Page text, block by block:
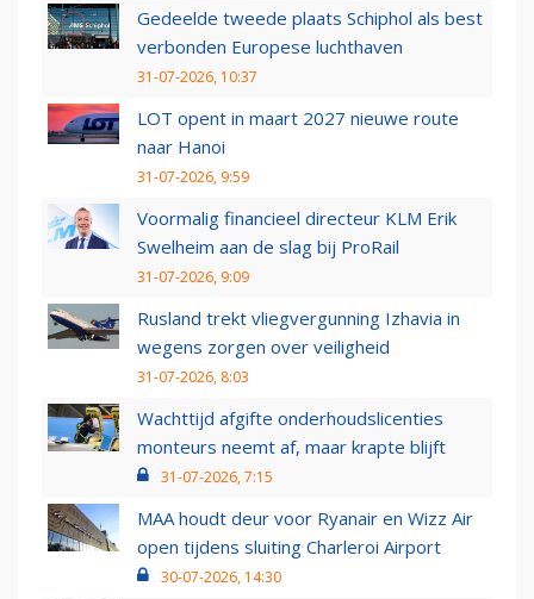
Gedeelde tweede plaats Schiphol als best
verbonden Europese luchthaven
31-07-2026, 10:37
LOT opent in maart 2027 nieuwe route
naar Hanoi
31-07-2026, 9:59
Voormalig financieel directeur KLM Erik
Swelheim aan de slag bij ProRail
31-07-2026, 9:09
Rusland trekt vliegvergunning Izhavia in
wegens zorgen over veiligheid
31-07-2026, 8:03
Wachttijd afgifte onderhoudslicenties
monteurs neemt af, maar krapte blijft
31-07-2026, 7:15
MAA houdt deur voor Ryanair en Wizz Air
open tijdens sluiting Charleroi Airport
30-07-2026, 14:30